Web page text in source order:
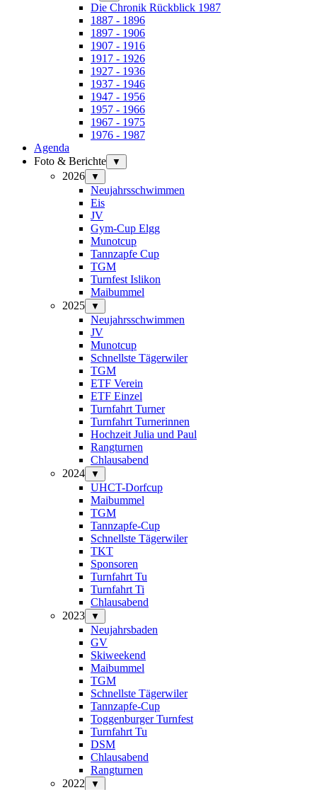
Die Chronik Rückblick 1987
1887 - 1896
1897 - 1906
1907 - 1916
1917 - 1926
1927 - 1936
1937 - 1946
1947 - 1956
1957 - 1966
1967 - 1975
1976 - 1987
Agenda
Foto & Berichte
▼
2026 ▼
Neujahrsschwimmen
Eis
JV
Gym-Cup Elgg
Munotcup
Tannzapfe Cup
TGM
Turnfest Islikon
Maibummel
2025
▼
Neujahrsschwimmen
JV
Munotcup
Schnellste Tägerwiler
TGM
ETF Verein
ETF Einzel
Turnfahrt Turner
Turnfahrt Turnerinnen
Hochzeit Julia und Paul
Rangturnen
Chlausabend
2024
▼
UHCT-Dorfcup
Maibummel
TGM
Tannzapfe-Cup
Schnellste Tägerwiler
TKT
Sponsoren
Turnfahrt Tu
Turnfahrt Ti
Chlausabend
2023
▼
Neujahrsbaden
GV
Skiweekend
Maibummel
TGM
Schnellste Tägerwiler
Tannzapfe-Cup
Toggenburger Turnfest
Turnfahrt Tu
DSM
Chlausabend
Rangturnen
2022
▼